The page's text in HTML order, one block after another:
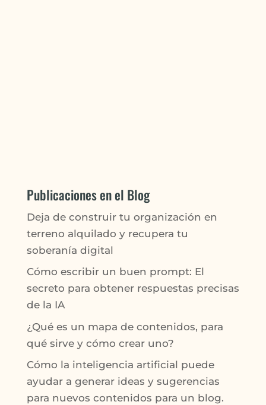
Publicaciones en el Blog
Deja de construir tu organización en
terreno alquilado y recupera tu
soberanía digital
Cómo escribir un buen prompt: El
secreto para obtener respuestas precisas
de la IA
¿Qué es un mapa de contenidos, para
qué sirve y cómo crear uno?
Cómo la inteligencia artificial puede
ayudar a generar ideas y sugerencias
para nuevos contenidos para un blog.